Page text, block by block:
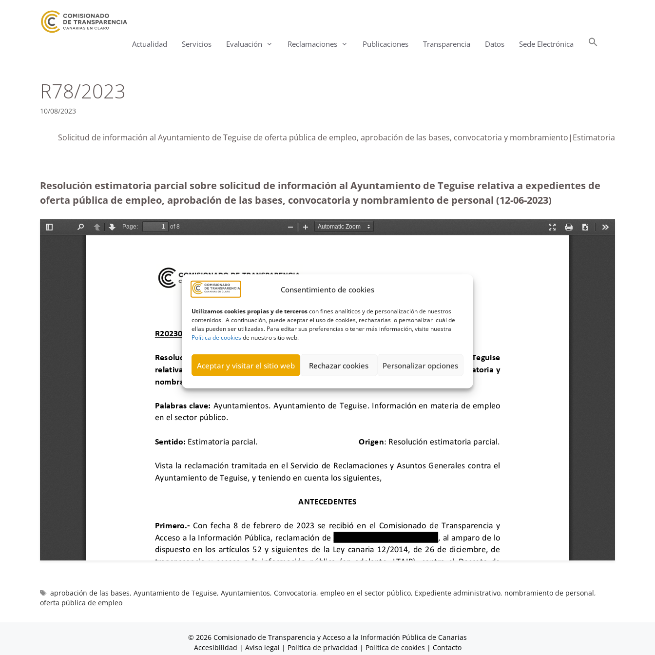
Consentimiento de cookies
Utilizamos cookies propias y de terceroscon fines analíticos y de personalización de nuestros
contenidos. A continuación, puede aceptar el uso de cookies, rechazarlas o personalizar cuál de
ellas pueden ser utilizadas. Para editar sus preferencias o tener más información, visite nuestra
Política de cookiesde nuestro sitio web.
Aceptar y visitar el sitio web Rechazar cookies Personalizar opciones
Actualidad Servicios Evaluación Reclamaciones Publicaciones Transparencia Datos Sede Electrónica
R78/2023
10/08/2023
Solicitud de información al Ayuntamiento de Teguise de oferta pública de empleo, aprobación de las bases, convocatoria y mombramiento|Estimatoria
Resolución estimatoria parcial sobre solicitud de información al Ayuntamiento de Teguise relativa a expedientes de
oferta pública de empleo, aprobación de las bases, convocatoria y nombramiento de personal (12-06-2023)
aprobación de las bases,Ayuntamiento de Teguise,Ayuntamientos,Convocatoria,empleo en el sector público, Expediente administrativo, nombramiento de personal,
oferta pública de empleo
© 2026 Comisionado de Transparencia y Acceso a la Información Pública de Canarias
Accesibilidad | Aviso legal | Política de privacidad | Política de cookies | Contacto